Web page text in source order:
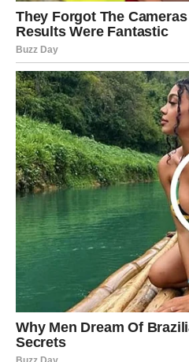
Vage i Ribe kojima sudbina
život konačno vraća sve ono
Ovo je period tokom kojeg
dobrota, strpljenje i iskreno
nagrade.